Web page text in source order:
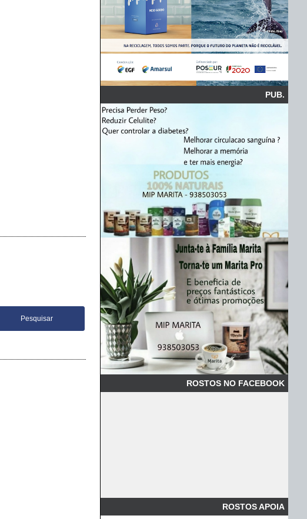
PUB.
ROSTOS NO FACEBOOK
ROSTOS APOIA